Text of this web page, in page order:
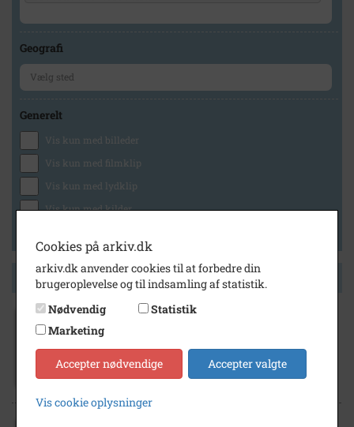
Geografi
Generelt
Vis kun med billeder
Vis kun med filmklip
Vis kun med lydklip
Vis kun med kilder
Side 1 af 1
Kurt Gammeltoft
Cookies på arkiv.dk
arkiv.dk anvender cookies til at forbedre din
brugeroplevelse og til indsamling af statistik.
Nødvendig
Statistik
Marketing
Accepter nødvendige Accepter valgte
Vis cookie oplysninger